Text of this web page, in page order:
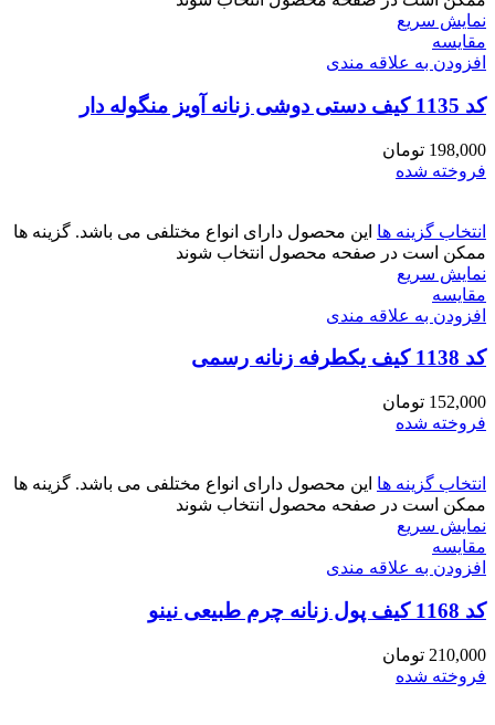
نمایش سریع
مقايسه
افزودن به علاقه مندی
کد 1135 کیف دستی دوشی زنانه آویز منگوله دار
198,000 تومان
فروخته شده
انتخاب گزینه ها این محصول دارای انواع مختلفی می باشد. گزینه ها
ممکن است در صفحه محصول انتخاب شوند
نمایش سریع
مقايسه
افزودن به علاقه مندی
کد 1138 کیف یکطرفه زنانه رسمی
152,000 تومان
فروخته شده
انتخاب گزینه ها این محصول دارای انواع مختلفی می باشد. گزینه ها
ممکن است در صفحه محصول انتخاب شوند
نمایش سریع
مقايسه
افزودن به علاقه مندی
کد 1168 کیف پول زنانه چرم طبیعی نینو
210,000 تومان
فروخته شده